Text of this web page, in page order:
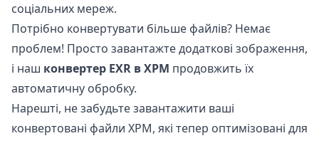
соціальних мереж.
Потрібно конвертувати більше файлів? Немає
проблем! Просто завантажте додаткові зображення,
і наш конвертер EXR в XPM продовжить їх
автоматичну обробку.
Нарешті, не забудьте завантажити ваші
конвертовані файли XPM, які тепер оптимізовані для